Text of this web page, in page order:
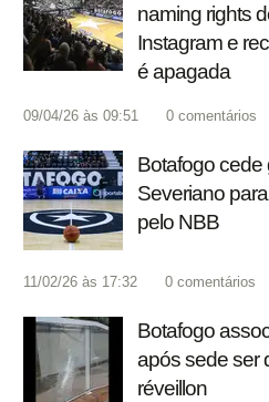
naming rights
Instagram e
é apagada
09/04/26 às 09:51 0 comentários
Botafogo cede
Severiano
pelo NBB
11/02/26 às 17:32 0 comentários
Botafogo
após sede ser
réveillon